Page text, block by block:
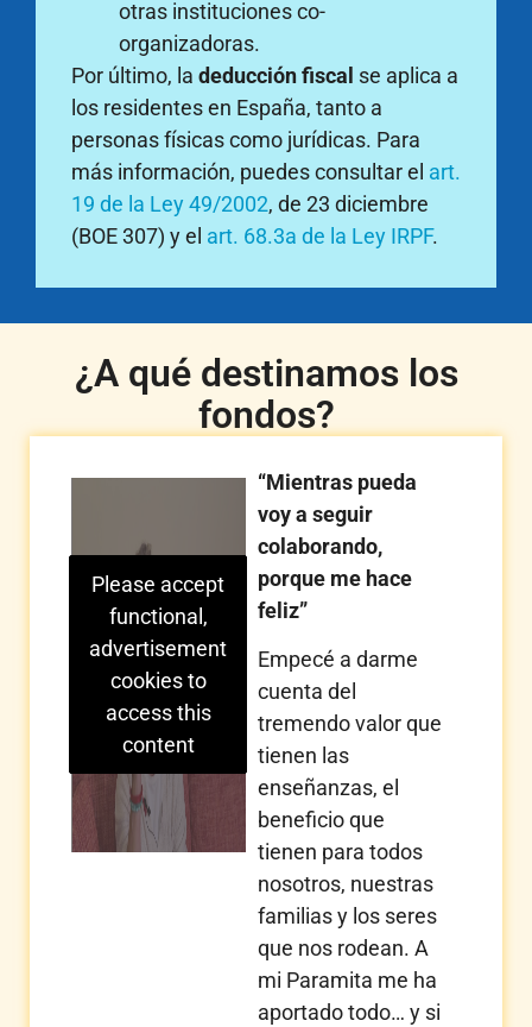
otras instituciones co-
organizadoras.
Por último, la deducción fiscal se aplica a
los residentes en España, tanto a
personas físicas como jurídicas. Para
más información, puedes consultar el art.
19 de la Ley 49/2002, de 23 diciembre
(BOE 307) y el art. 68.3a de la Ley IRPF.
¿A qué destinamos los
fondos?
Please accept
functional,
advertisement
cookies to
access this
content
“Mientras pueda
voy a seguir
colaborando,
porque me hace
feliz”
Empecé a darme
cuenta del
tremendo valor que
tienen las
enseñanzas, el
beneficio que
tienen para todos
nosotros, nuestras
familias y los seres
que nos rodean. A
mi Paramita me ha
aportado todo… y si